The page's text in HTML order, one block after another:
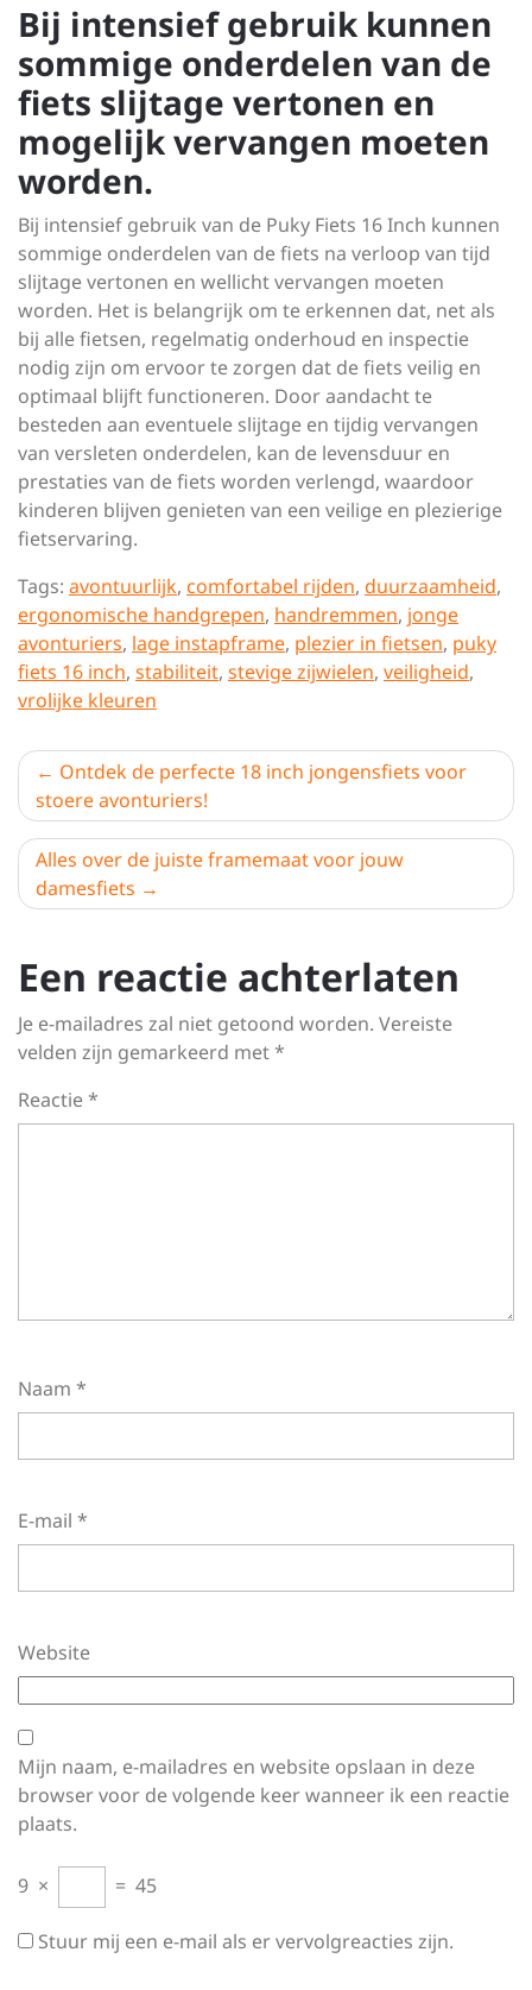
Bij intensief gebruik kunnen
sommige onderdelen van de
fiets slijtage vertonen en
mogelijk vervangen moeten
worden.
Bij intensief gebruik van de Puky Fiets 16 Inch kunnen
sommige onderdelen van de fiets na verloop van tijd
slijtage vertonen en wellicht vervangen moeten
worden. Het is belangrijk om te erkennen dat, net als
bij alle fietsen, regelmatig onderhoud en inspectie
nodig zijn om ervoor te zorgen dat de fiets veilig en
optimaal blijft functioneren. Door aandacht te
besteden aan eventuele slijtage en tijdig vervangen
van versleten onderdelen, kan de levensduur en
prestaties van de fiets worden verlengd, waardoor
kinderen blijven genieten van een veilige en plezierige
fietservaring.
Tags: avontuurlijk, comfortabel rijden, duurzaamheid,
ergonomische handgrepen, handremmen, jonge
avonturiers, lage instapframe, plezier in fietsen, puky
fiets 16 inch, stabiliteit, stevige zijwielen, veiligheid,
vrolijke kleuren
Berichtnavigatie
Ontdek de perfecte 18 inch jongensfiets voor
stoere avonturiers!
Alles over de juiste framemaat voor jouw
damesfiets
Een reactie achterlaten
Je e-mailadres zal niet getoond worden. Vereiste
velden zijn gemarkeerd met*
Reactie*
Naam *
E-mail *
Website
Mijn naam, e-mailadres en website opslaan in deze
browser voor de volgende keer wanneer ik een reactie
plaats.
9 × = 45
Stuur mij een e-mail als er vervolgreacties zijn.